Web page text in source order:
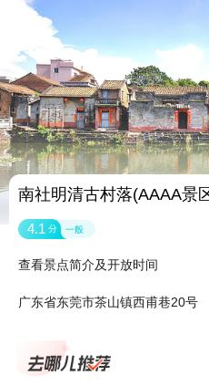
南社明清古村落(AAAA景
4.1 分 一般
查看景点简介及开放时间
广东省东莞市茶山镇西甫巷20号